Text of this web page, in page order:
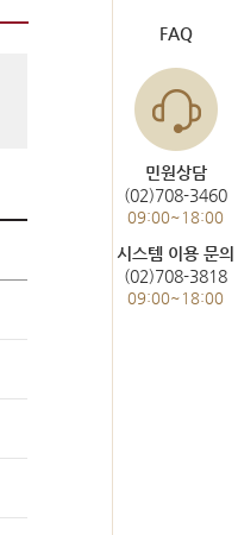
FAQ
민원상담
(02)708-3460
09:00~18:00
시스템 이용 문의
(02)708-3818
09:00~18:00